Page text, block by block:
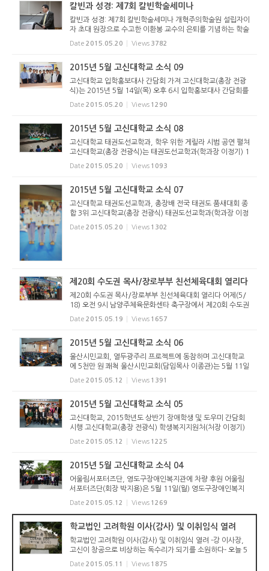
칼빈과 성경: 제7회 칼빈학술세미나
칼빈과 성경: 제7회 칼빈학술세미나 개혁주의학술원 설립자이
자 초대 원장으로 수고한 이환봉 교수의 은퇴를 기념하는 학술
세미나가 2015년 5월 12일 화요일 고신대학교 손양원홀에서
개최되었다. ▲제7회 칼빈학술세미나 ⓒ 황대우 먼저, 1부 순
Date 2015.05.20 Views 3782
2015년 5월 고신대학교 소식 09
고신대학교 입학홍보대사 간담회 가져 고신대학교(총장 전광
식)는 2015년 5월 14일(목) 오후 6시 입학홍보대사 간담회를
가졌다. 이 날 송영목 대외협력처장의 기도로 시작된 간담회는
전광식 총장의 인사말씀에 이어 올 해 입학홍보대사로 위촉된
Date 2015.05.20 Views 1290
2015년 5월 고신대학교 소식 08
고신대학교 태권도선교학과, 학우 위한 게릴라 시범 공연 펼쳐
고신대학교(총장 전광식)는 태권도선교학과(학과장 이정기) 1
학년 신입생들은 지난 5월 13일(수) 교내 노천 광장에서 함께
공부하는 학우들을 위해서 게릴라 시범 공연을 펼쳤다. 이번
Date 2015.05.20 Views 1093
2015년 5월 고신대학교 소식 07
고신대학교 태권도선교학과, 총장배 전국 태권도 품새대회 종
합 3위 고신대학교(총장 전광식) 태권도선교학과(학과장 이정
기)는 지난 5월 8일(금) ~ 10일(일) 계명대학교 실내체육관에
서 개최된 제12회 계명대학교 총장배 전국 태권도 품새대회에
Date 2015.05.20 Views 1302
제20회 수도권 목사/장로부부 친선체육대회 열리다
제20회 수도권 목사/장로부부 친선체육대회 열리다 어제(5/
18) 오전 9시 남양주체육문화센타 축구장에서 제20회 수도권
목사/장로부부 친선체육대회가 열렸다. 경기, 경인, 남서울,
동서울, 서울, 수도, 수도남, 서경, 충청 9개 노회 선수단이 입
Date 2015.05.19 Views 1657
2015년 5월 고신대학교 소식 06
울산시민교회, 열두광주리 프로젝트에 동참하며 고신대학교
에 5천만 원 쾌척 울산시민교회(담임목사 이종관)는 5월 11일
(월) 자국의 복음화를 위해 고신대학교(총장 전광식)에서 개혁
주의 신앙으로 훈련받고 있는 외국인유학생들을 위해 5천만
Date 2015.05.12 Views 1391
2015년 5월 고신대학교 소식 05
고신대학교, 2015학년도 상반기 장애학생 및 도우미 간담회
시행 고신대학교(총장 전광식) 학생복지지원처(처장 이정기)
는 5월 11일(월) 오후 6시 섬김관 회의실에서 2015학년도 상
반기 장애학생 및 도우미 간담회를 시행했다. 1부 행사로 이정
Date 2015.05.12 Views 1225
2015년 5월 고신대학교 소식 04
어울림서포터즈단, 영도구장애인복지관에 차량 후원 어울림
서포터즈단(회장 박지용)은 5월 11일(월) 영도구장애인복지
관(관장 남희은)에서 차량전달식(스타렉스)을 가졌다. “네소원
을 말해봐”사업을 통해 영도지역 저소득 장애아동 가정의 발
굴과 지원에 크게...
Date 2015.05.12 Views 1269
학교법인 고려학원 이사(감사) 및 이취임식 열려
학교법인 고려학원 이사(감사) 및 이취임식 열려 -강 이사장,
고신이 창공으로 비상하는 독수리가 되기를 소원하다- 오늘 5
월 11일(월) 오전 11시에 학교법인 고려학원의 이사장과 이사
이 취임식이 부산 고신대학교(예음관)에서 열렸다. 이임하는
Date 2015.05.11 Views 1875